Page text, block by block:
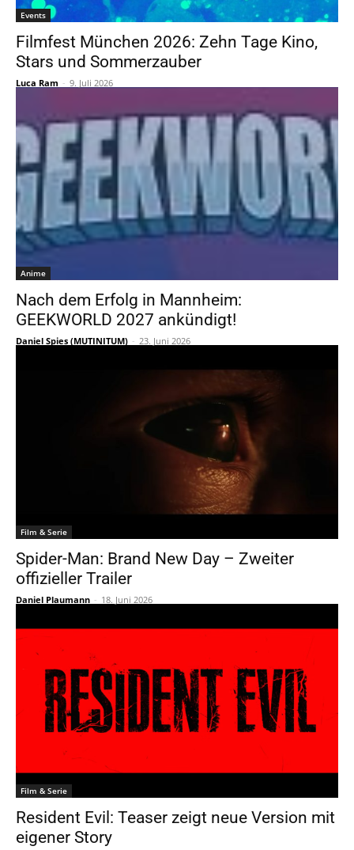
Events
Filmfest München 2026: Zehn Tage Kino,
Stars und Sommerzauber
Luca Ram - 9. Juli 2026
Anime
Nach dem Erfolg in Mannheim:
GEEKWORLD 2027 ankündigt!
Daniel Spies (MUTINITUM) - 23. Juni 2026
Film & Serie
Spider-Man: Brand New Day – Zweiter
offizieller Trailer
Daniel Plaumann - 18. Juni 2026
Film & Serie
Resident Evil: Teaser zeigt neue Version mit
eigener Story